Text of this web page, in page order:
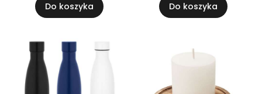
Do koszyka Do koszyka